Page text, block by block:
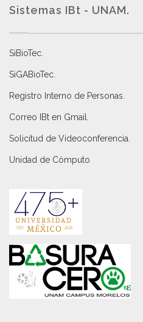
Sistemas IBt - UNAM.
SiBioTec
SiGABioTec.
Registro Interno de Personas
Correo IBt en Gmail
Solicitud de Videoconferencia.
Unidad de Cómputo